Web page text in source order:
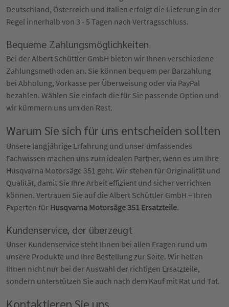
Deutschland, Österreich und Italien erfolgt die Lieferung in der
Regel innerhalb von 3 - 5 Tagen nach Vertragsschluss.
Bequeme Zahlungsmöglichkeiten
Bei der Albert Schüttler GmbH bieten wir Ihnen verschiedene
Zahlungsmethoden an. Sie können bequem per Barzahlung
bei Abholung, Vorkasse per Überweisung oder via PayPal
bezahlen. Wählen Sie einfach die für Sie passende Option und
wir kümmern uns um den Rest.
Warum Sie sich für uns entscheiden sollten
Unsere langjährige Erfahrung und unser umfassendes
Fachwissen machen uns zum idealen Partner, wenn es um Ihre
Husqvarna Motorsäge 351 geht. Wir stehen für Originalität und
Qualität, damit Sie Ihre Arbeit effizient und sicher verrichten
können. Vertrauen Sie auf die Albert Schüttler GmbH – Ihren
Experten für Husqvarna Motorsäge 351 Ersatzteile.
Kundenservice, der überzeugt
Unser Kundenservice steht Ihnen bei allen Fragen rund um
unsere Produkte und Ihre Bestellung zur Seite. Wir helfen
Ihnen nicht nur bei der Auswahl der richtigen Ersatzteile,
sondern unterstützen Sie auch nach dem Kauf mit Rat und Tat.
Kontaktieren Sie uns